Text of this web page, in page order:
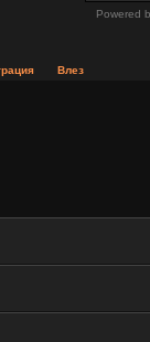
Powered
Влез